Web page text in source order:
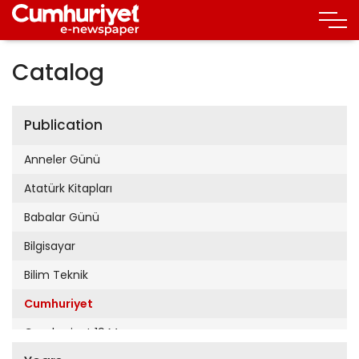
Catalog
Publication
Anneler Günü
Atatürk Kitapları
Babalar Günü
Bilgisayar
Bilim Teknik
Cumhuriyet
Cumhuriyet 19 Mayıs